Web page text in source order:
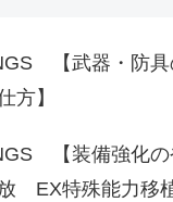
【武器・防具
方】
【装備強化
EX特殊能力移